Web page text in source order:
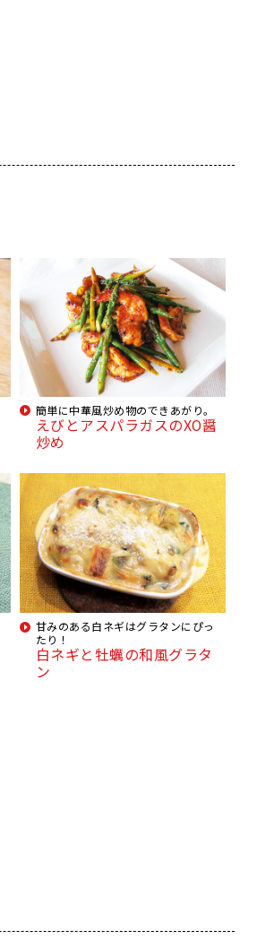
簡単に中華風炒め物のできあがり。
えびとアスパラガスのXO醤
炒め
甘みのある白ネギはグラタンにぴっ
たり！
白ネギと牡蠣の和風グラタ
ン